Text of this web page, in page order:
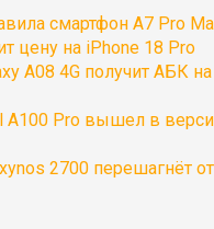
смартфон A7 Pro
цену на iPhone 18 Pro
A08 4G получит АБК
A100 Pro вышел в
2700 перешагнёт